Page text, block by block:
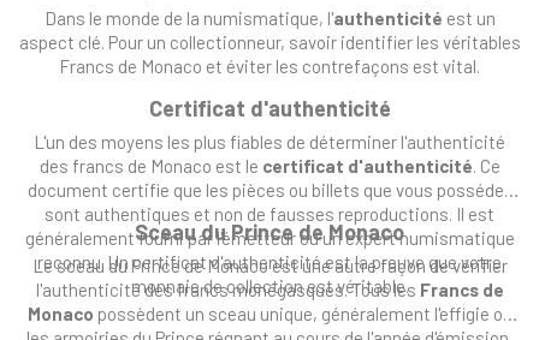
Dans le monde de la numismatique, l'authenticité est un
aspect clé. Pour un collectionneur, savoir identifier les véritables
Francs de Monaco et éviter les contrefaçons est vital.
Certificat d'authenticité
L'un des moyens les plus fiables de déterminer l'authenticité
des francs de Monaco est le certificat d'authenticité. Ce
document certifie que les pièces ou billets que vous possédez
sont authentiques et non de fausses reproductions. Il est
généralement fourni par l'émetteur ou un expert numismatique
reconnu. Un certificat d'authenticité est la preuve que votre
monnaie de collection est véritable.
Sceau du Prince de Monaco
Le sceau du Prince de Monaco est une autre façon de vérifier
l'authenticité des francs monégasques. Tous les Francs de
Monaco possèdent un sceau unique, généralement l'effigie ou